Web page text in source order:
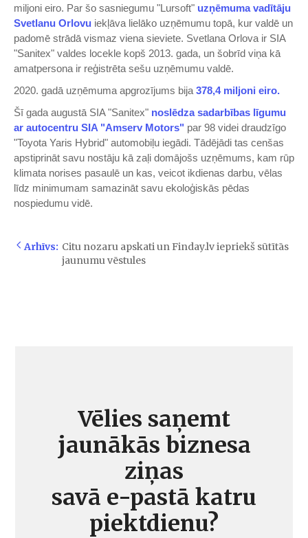
miljoni eiro. Par šo sasniegumu "Lursoft" uzņēmuma vadītāju
Svetlanu Orlovu iekļāva lielāko uzņēmumu topā, kur valdē un
padomē strādā vismaz viena sieviete. Svetlana Orlova ir SIA
"Sanitex" valdes locekle kopš 2013. gada, un šobrīd viņa kā
amatpersona ir reģistrēta sešu uzņēmumu valdē.
2020. gadā uzņēmuma apgrozījums bija 378,4 miljoni eiro.
Šī gada augustā SIA "Sanitex" noslēdza sadarbības līgumu
ar autocentru SIA "Amserv Motors" par 98 videi draudzīgo
"Toyota Yaris Hybrid" automobiļu iegādi. Tādējādi tas cenšas
apstiprināt savu nostāju kā zaļi domājošs uzņēmums, kam rūp
klimata norises pasaulē un kas, veicot ikdienas darbu, vēlas
līdz minimumam samazināt savu ekoloģiskās pēdas
nospiedumu vidē.
Arhīvs: Citu nozaru apskati un Finday.lv iepriekš sūtītās
jaunumu vēstules
Vēlies saņemt
jaunākās biznesa
ziņas
savā e-pastā katru
piektdienu?